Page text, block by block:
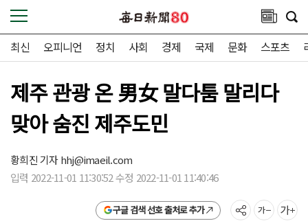
최신 오피니언 정치 사회 경제 국제 문화 스포츠
제주 관광 온 男女 말다툼 말리다
맞아 숨진 제주도민
황희진 기자hhj@imaeil.com
입력 2022-11-01 11:30:52 수정 2022-11-01 11:40:46
구글 검색 선호 출처로 추가